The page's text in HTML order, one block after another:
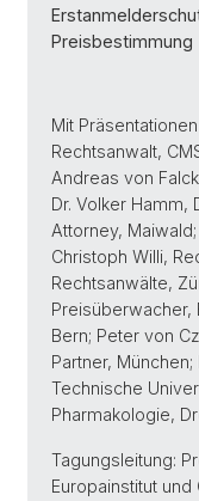
Preisbestimmung
Mit
Rechtsanwalt,
Andreas von
Dr. Volker Hamm,
Attorney,
Christoph Willi,
Rechtsanwälte,
Preisüberwacher,
Bern; Peter von
Partner, München;
Technische
Pharmakologie,
Tagungsleitung:
Europainstitut